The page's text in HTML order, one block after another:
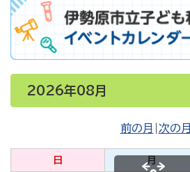
2026年08月
前の月 次の月
日 月